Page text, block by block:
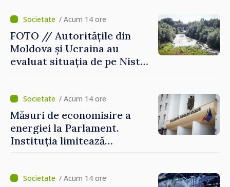
consecințele”/ Acum 14 ore
FOTO // Autoritățile din
Moldova și Ucraina au
evaluat situația de pe Nistru
/ Acum 14 ore
Măsuri de economisire a
energiei la Parlament.
Instituția limitează
/ Acum 14 ore